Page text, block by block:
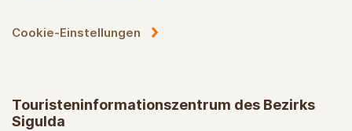
Cookie-Einstellungen
Touristeninformationszentrum des Bezirks
Sigulda